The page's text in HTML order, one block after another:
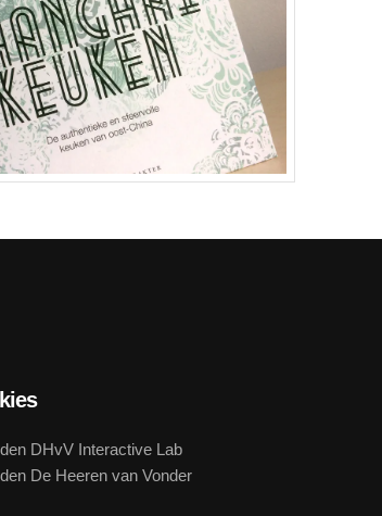
DHvV Interactive Lab
De Heeren van Vonder